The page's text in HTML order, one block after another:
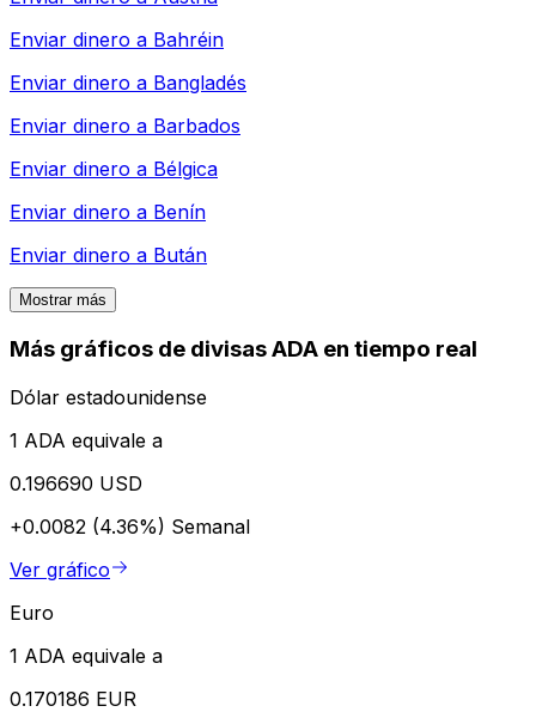
Enviar dinero a Bahréin
Enviar dinero a Bangladés
Enviar dinero a Barbados
Enviar dinero a Bélgica
Enviar dinero a Benín
Enviar dinero a Bután
Mostrar más
Más gráficos de divisas ADA en tiempo real
Dólar estadounidense
1 ADA equivale a
0.196690 USD
+0.0082 (4.36%) Semanal
Ver gráfico
Euro
1 ADA equivale a
0.170186 EUR